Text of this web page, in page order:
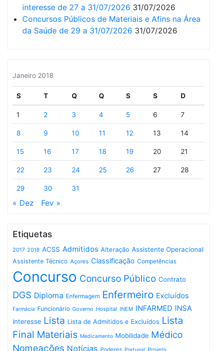
interesse de 27 a 31/07/2026 31/07/2026
Concursos Públicos de Materiais e Afins na Área
da Saúde de 29 a 31/07/2026 31/07/2026
Janeiro 2018
S T Q Q S S D
1 2 3 4 5 6 7
8 9 10 11 12 13 14
15 16 17 18 19 20 21
22 23 24 25 26 27 28
29 30 31
« Dez Fev »
Etiquetas
2017 2018 ACSS Admitidos Alteração Assistente Operacional
Assistente Técnico Açores Classificação Competências
Concurso Concurso Público Contrato
DGS Diploma Enfermagem Enfermeiro Excluídos
Farmácia Funcionário Governo Hospital INEM INFARMED INSA
interesse Lista Lista de Admitidos e Excluídos Lista
Final Materiais Medicamento Mobilidade Médico
Nomeações Notícias